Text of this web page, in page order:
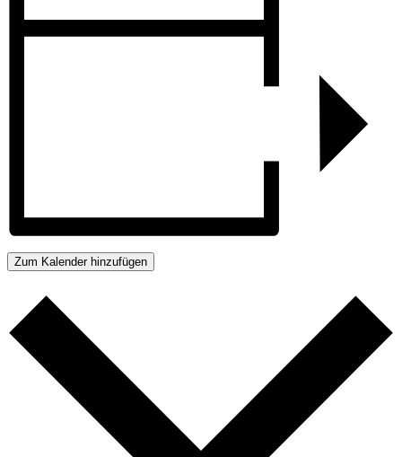
Zum Kalender hinzufügen